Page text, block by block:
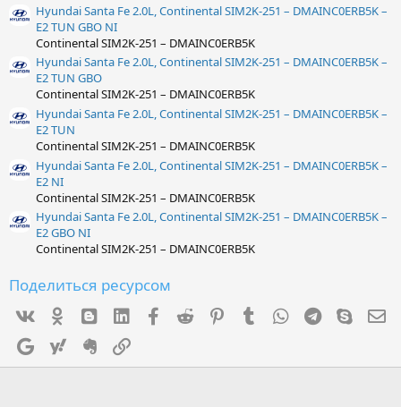
Hyundai Santa Fe 2.0L, Continental SIM2K-251 – DMAINC0ERB5K –
E2 TUN GBO NI
Continental SIM2K-251 – DMAINC0ERB5K
Hyundai Santa Fe 2.0L, Continental SIM2K-251 – DMAINC0ERB5K –
E2 TUN GBO
Continental SIM2K-251 – DMAINC0ERB5K
Hyundai Santa Fe 2.0L, Continental SIM2K-251 – DMAINC0ERB5K –
E2 TUN
Continental SIM2K-251 – DMAINC0ERB5K
Hyundai Santa Fe 2.0L, Continental SIM2K-251 – DMAINC0ERB5K –
E2 NI
Continental SIM2K-251 – DMAINC0ERB5K
Hyundai Santa Fe 2.0L, Continental SIM2K-251 – DMAINC0ERB5K –
E2 GBO NI
Continental SIM2K-251 – DMAINC0ERB5K
Поделиться ресурсом
Ok mes_blogger
Linked InFacebook
Reddit PinterestTumblr WhatsAppTelegram
Skype
Google Yahoo Evernote